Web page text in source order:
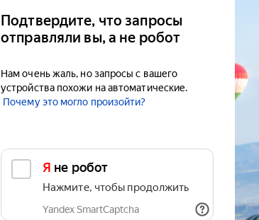
Подтвердите, что запросы
отправляли вы, а не робот
Нам очень жаль, но запросы с вашего
устройства похожи на автоматические.
Почему это могло произойти?
Я не робот
Нажмите, чтобы продолжить
Yandex SmartCaptcha